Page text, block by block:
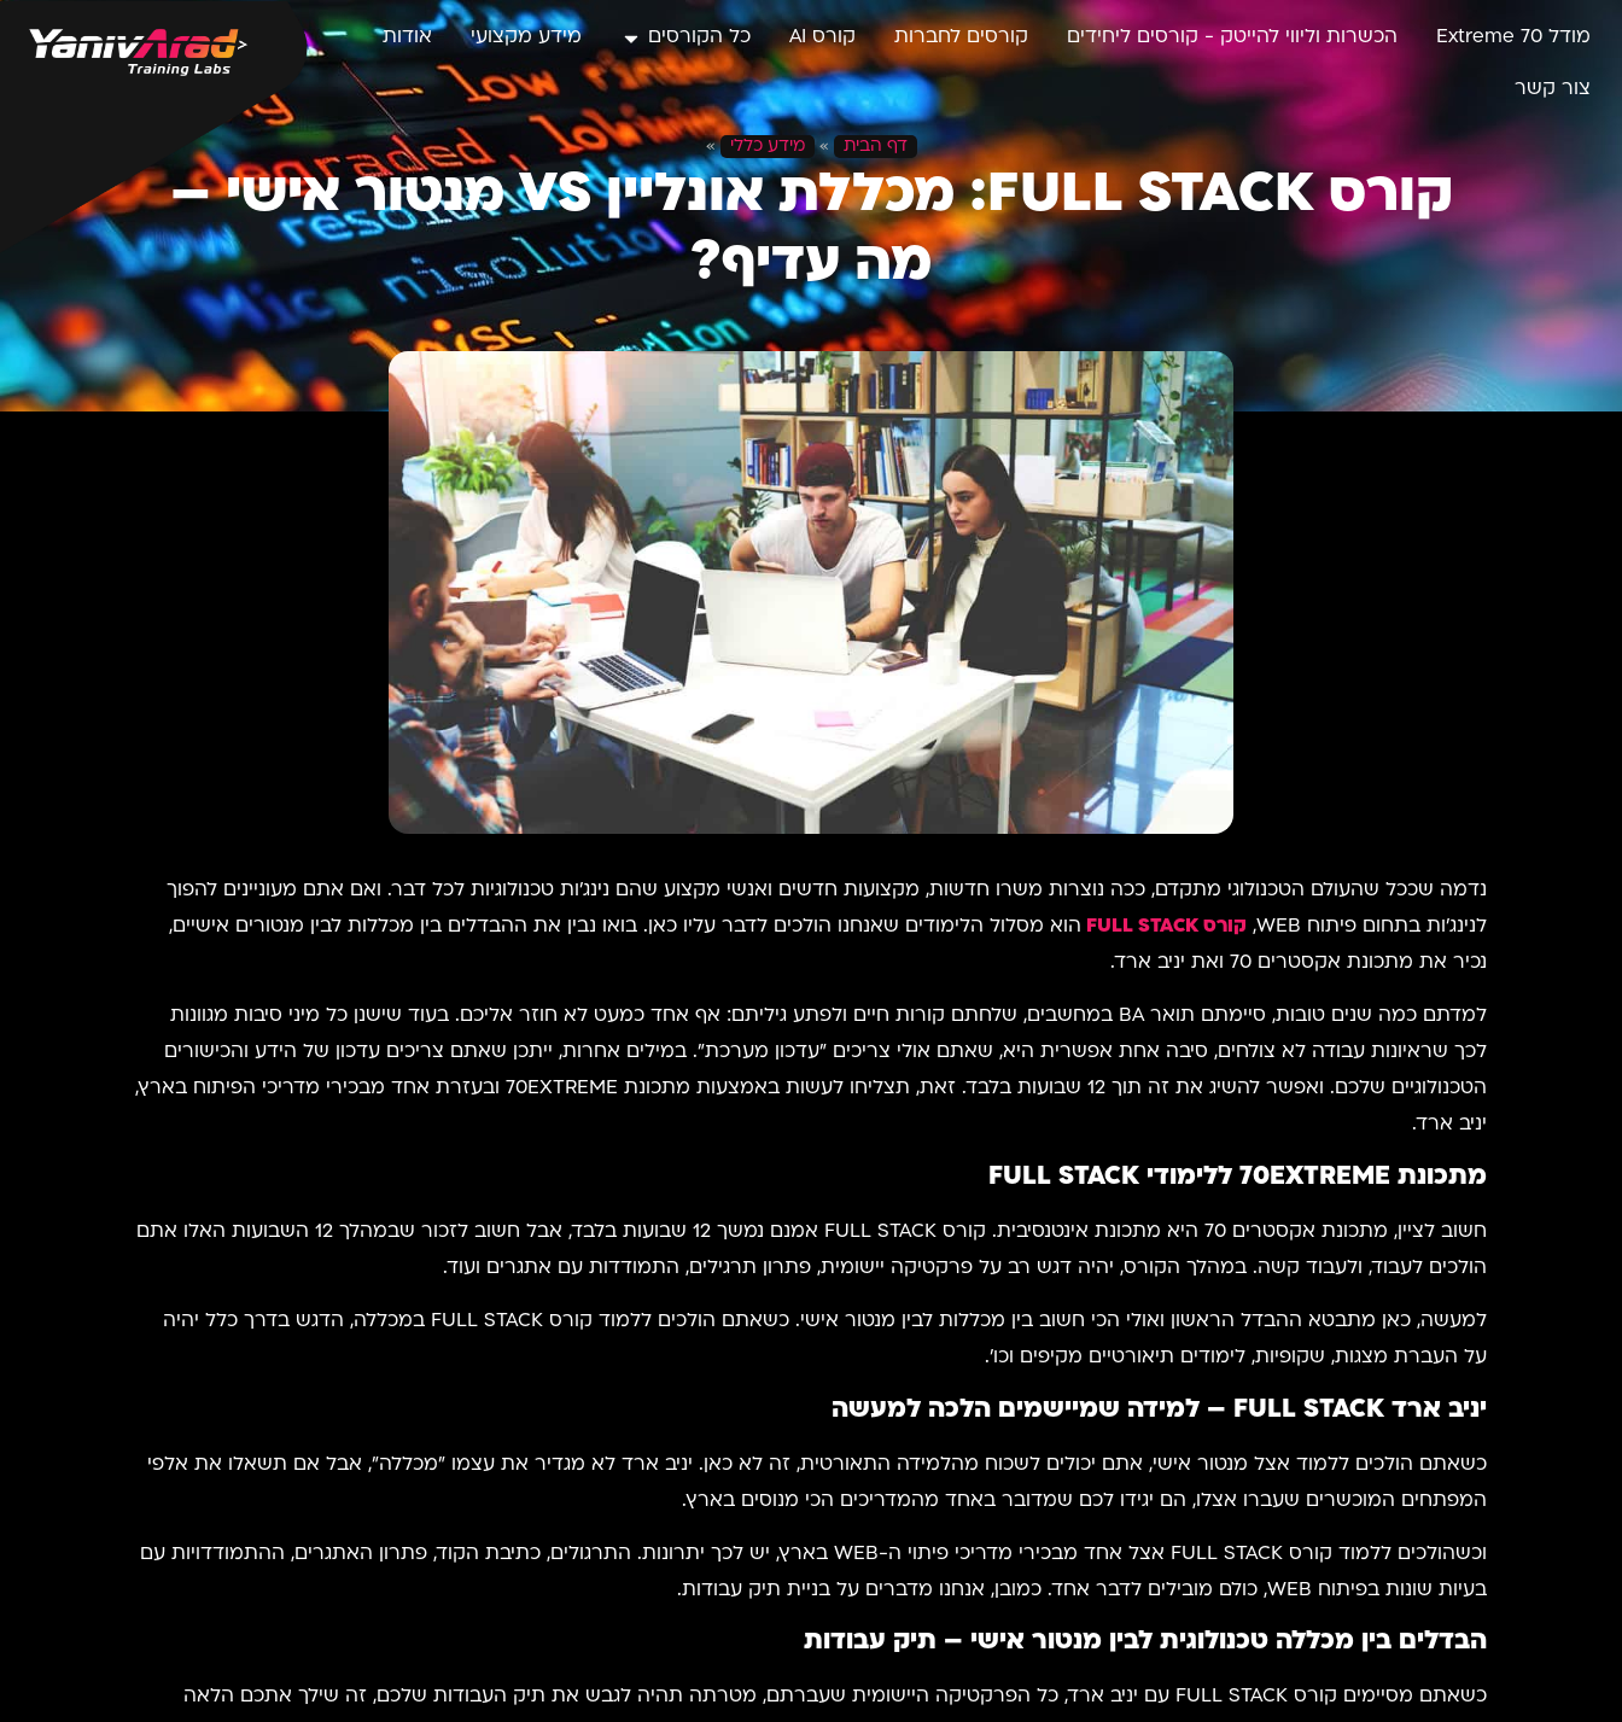
מודל Extreme 70 הכשרות וליווי להייטק - קורסים ליחידים קורסים לחברות קורס AI כל הקורסים מידע מקצועי אודות
צור קשר
דף הבית » מידע כללי »
קורס FULL STACK: מכללת אונליין VS מנטור אישי –
מה עדיף?
נדמה שככל שהעולם הטכנולוגי מתקדם, ככה נוצרות משרו חדשות, מקצועות חדשים ואנשי מקצוע שהם נינג'ות טכנולוגיות לכל דבר. ואם אתם מעוניינים להפוך
לנינג'ות בתחום פיתוח WEB,
קורס FULL STACK
הוא מסלול הלימודים שאנחנו הולכים לדבר עליו כאן. בואו נבין את ההבדלים בין מכללות לבין מנטורים אישיים,
נכיר את מתכונת אקסטרים 70 ואת יניב ארד.
למדתם כמה שנים טובות, סיימתם תואר BA במחשבים, שלחתם קורות חיים ולפתע גיליתם: אף אחד כמעט לא חוזר אליכם. בעוד שישנן כל מיני סיבות מגוונות
לכך שראיונות עבודה לא צולחים, סיבה אחת אפשרית היא, שאתם אולי צריכים "עדכון מערכת". במילים אחרות, ייתכן שאתם צריכים עדכון של הידע והכישורים
הטכנולוגיים שלכם. ואפשר להשיג את זה תוך 12 שבועות בלבד. זאת, תצליחו לעשות באמצעות מתכונת 70EXTREME ובעזרת אחד מבכירי מדריכי הפיתוח בארץ,
יניב ארד.
מתכונת 70 EXTREME ללימודי FULL STACK
חשוב לציין, מתכונת אקסטרים 70 היא מתכונת אינטנסיבית. קורס FULL STACK אמנם נמשך 12 שבועות בלבד, אבל חשוב לזכור שבמהלך 12 השבועות האלו אתם
הולכים לעבוד, ולעבוד קשה. במהלך הקורס, יהיה דגש רב על פרקטיקה יישומית, פתרון תרגילים, התמודדות עם אתגרים ועוד.
למעשה, כאן מתבטא ההבדל הראשון ואולי הכי חשוב בין מכללות לבין מנטור אישי. כשאתם הולכים ללמוד קורס FULL STACK במכללה, הדגש בדרך כלל יהיה
על העברת מצגות, שקופיות, לימודים תיאורטיים מקיפים וכו'.
יניב ארד FULL STACK – למידה שמיישמים הלכה למעשה
כשאתם הולכים ללמוד אצל מנטור אישי, אתם יכולים לשכוח מהלמידה התאורטית, זה לא כאן. יניב ארד לא מגדיר את עצמו "מכללה", אבל אם תשאלו את אלפי
המפתחים המוכשרים שעברו אצלו, הם יגידו לכם שמדובר באחד מהמדריכים הכי מנוסים בארץ.
וכשהולכים ללמוד קורס FULL STACK אצל אחד מבכירי מדריכי פיתוי ה-WEB בארץ, יש לכך יתרונות. התרגולים, כתיבת הקוד, פתרון האתגרים, ההתמודדויות עם
בעיות שונות בפיתוח WEB, כולם מובילים לדבר אחד. כמובן, אנחנו מדברים על בניית תיק עבודות.
הבדלים בין מכללה טכנולוגית לבין מנטור אישי – תיק עבודות
כשאתם מסיימים קורס FULL STACK עם יניב ארד, כל הפרקטיקה היישומית שעברתם, מטרתה תהיה לגבש את תיק העבודות שלכם, זה שילך אתכם הלאה